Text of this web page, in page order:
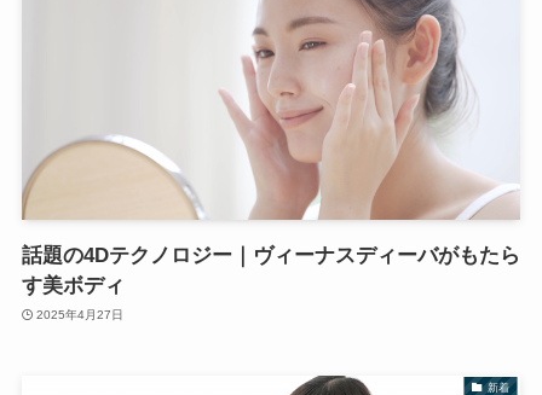
話題の4Dテクノロジー｜ヴィーナスディーバがもたら
す美ボディ
2025年4月27日
新着